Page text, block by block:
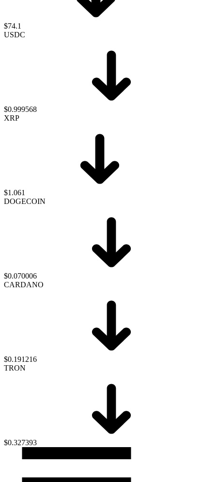
$74.1
USDC
$0.999568
XRP
$1.061
DOGECOIN
$0.070006
CARDANO
$0.191216
TRON
$0.327393